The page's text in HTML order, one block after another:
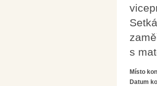
s
Místo
Datum